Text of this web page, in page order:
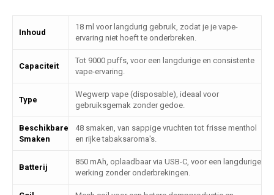
Inhoud
18 ml voor langdurig gebruik, zodat je je vape-
ervaring niet hoeft te onderbreken.
Capaciteit
Tot 9000 puffs, voor een langdurige en consistente
vape-ervaring.
Type
Wegwerp vape (disposable), ideaal voor
gebruiksgemak zonder gedoe.
Beschikbare
Smaken
48 smaken, van sappige vruchten tot frisse menthol
en rijke tabaksaroma's.
Batterij
850 mAh, oplaadbaar via USB-C, voor een langdurige
werking zonder onderbrekingen.